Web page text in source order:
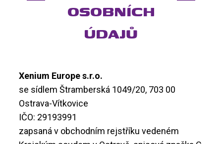
OSOBNÍCH
ÚDAJŮ
Xenium Europe s.r.o.
se sídlem Štramberská 1049/20, 703 00
Ostrava-Vítkovice
IČO: 29193991
zapsaná v obchodním rejstříku vedeném